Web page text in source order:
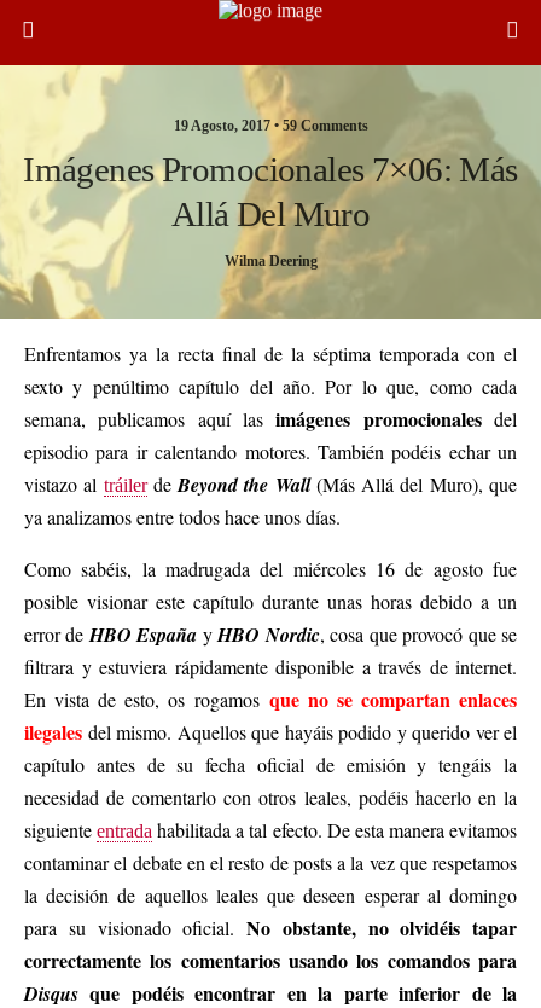
19 Agosto, 2017 •59 Comments
Imágenes Promocionales 7×06: Más
Allá Del Muro
Wilma Deering
Enfrentamos ya la recta final de la séptima temporada con el
sexto y penúltimo capítulo del año. Por lo que, como cada
semana, publicamos aquí lasimágenes promocionalesdel
episodio para ir calentando motores. También podéis echar un
vistazo al tráilerdeBeyond the Wall(Más Allá del Muro), que
ya analizamos entre todos hace unos días.
Como sabéis, la madrugada del miércoles 16 de agosto fue
posible visionar este capítulo durante unas horas debido a un
error de HBO España yHBO Nordic, cosa que provocó que se
filtrara y estuviera rápidamente disponible a través de internet.
En vista de esto, os rogamos que no se compartan enlaces
ilegales del mismo. Aquellos que hayáis podido y querido ver el
capítulo antes de su fecha oficial de emisión y tengáis la
necesidad de comentarlo con otros leales, podéis hacerlo en la
siguienteentrada habilitada a tal efecto. De esta manera evitamos
contaminar el debate en el resto de posts a la vez que respetamos
la decisión de aquellos leales que deseen esperar al domingo
para su visionado oficial. No obstante, no olvidéis tapar
correctamente los comentarios usando los comandos para
Disqus que podéis encontrar en la parte inferior de la